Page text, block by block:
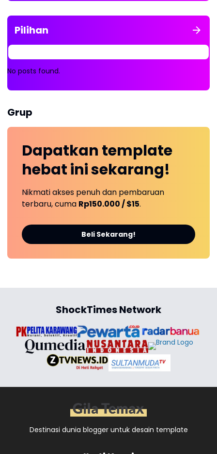
Pilihan
No posts found.
Grup
Dapatkan template
hebat inisekarang!
Nikmati akses penuh dan pembaruan
terbaru, cuma Rp150.000 / $15.
Beli Sekarang!
ShockTimes Network
Destinasi dunia blogger untuk desain template